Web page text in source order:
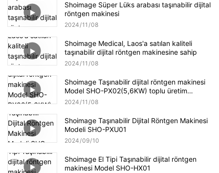
Shoimage Süper Lüks arabası taşınabilir dijital
röntgen makinesi
2024 11 08
Shoimage Medical, Laos'a satılan kaliteli
taşınabilir dijital röntgen makinesine sahip
2024 11 08
Shoimage Taşınabilir dijital röntgen makinesi
Model SHO-PX02(5,6KW) toplu üretim
videosu
2024 11 08
Shoimage Taşınabilir Dijital Röntgen Makinesi
Modeli SHO-PXU01
2024 09 10
Shoimage El Tipi Taşınabilir dijital röntgen
makinesi Model SHO-HX01